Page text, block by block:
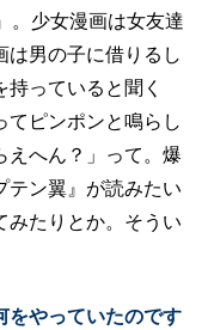
。少女漫画は女友達
は男の子に借りるし
っていると聞く
てピンポンと鳴らし
えへん？」って。爆
テン翼』が読みたい
みたりとか。そうい
やっていたのです